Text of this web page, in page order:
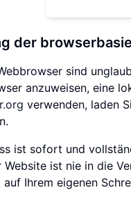
der
sind
anzuweisen, eine
verwenden, laden
ist sofort und
Website ist nie in die
auf Ihrem eigenen